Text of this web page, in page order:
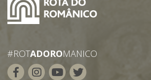
#ROTADOROMANICO